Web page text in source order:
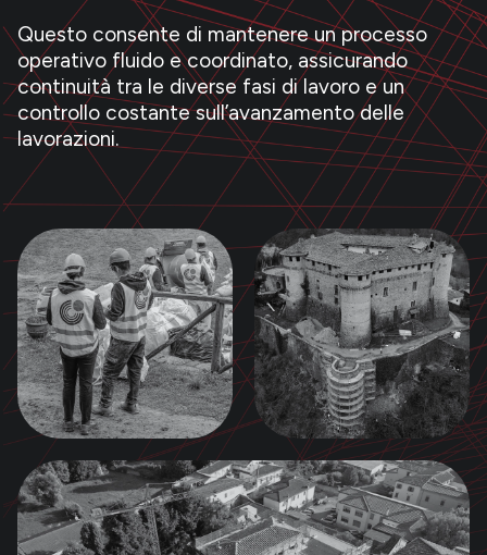
Questo consente di mantenere un processo
operativo fluido e coordinato, assicurando
continuità tra le diverse fasi di lavoro e un
controllo costante sull’avanzamento delle